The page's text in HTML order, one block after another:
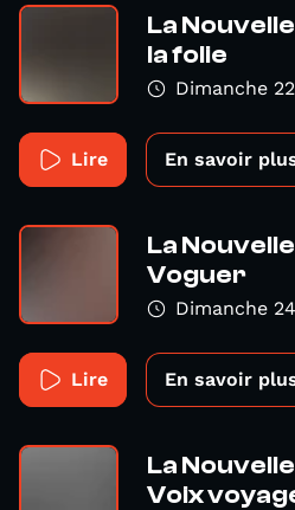
La
la folie
Dimanche
Lire En savoir
La
Voguer
Dimanche
Lire En savoir
La
Voix